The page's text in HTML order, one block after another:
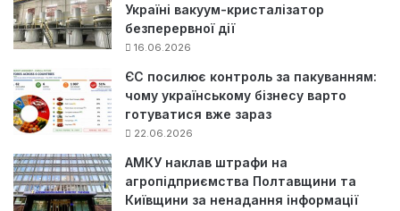
Україні вакуум-кристалізатор
безперервної дії
16.06.2026
ЄС посилює контроль за пакуванням:
чому українському бізнесу варто
готуватися вже зараз
22.06.2026
АМКУ наклав штрафи на
агропідприємства Полтавщини та
Київщини за ненадання інформації